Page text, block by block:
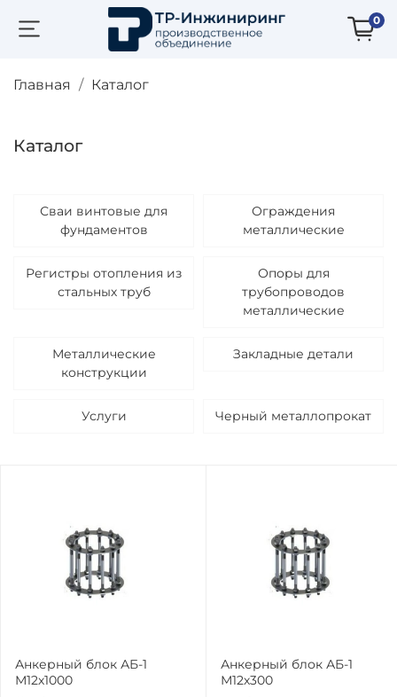
0
Главная Каталог
Каталог
Сваи винтовые для
фундаментов
Ограждения
металлические
Регистры отопления из
стальных труб
Опоры для
трубопроводов
металлические
Металлические
конструкции
Закладные детали
Услуги Черный металлопрокат
Анкерный блок АБ-1
М12х1000
Анкерный блок АБ-1
М12х300